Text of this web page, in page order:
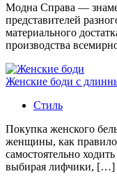
Модна Справа —
представителей
материального
производства
Женские боди с
Стиль
Покупка женского
женщины, как
самостоятельно
выбирая лифчики, […]